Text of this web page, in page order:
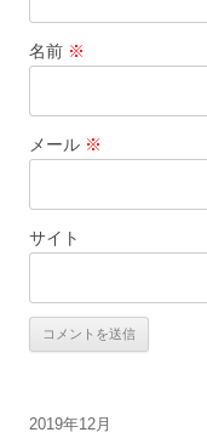
名前 ※
メール ※
サイト
2019年12月